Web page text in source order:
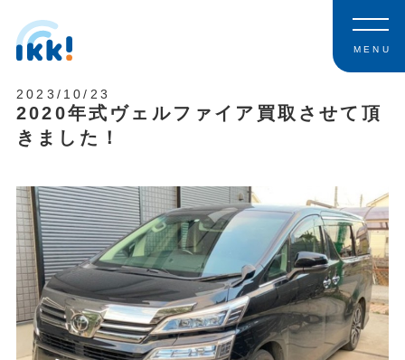
MENU
2023/10/23
2020年式ヴェルファイア買取させて頂
きました！